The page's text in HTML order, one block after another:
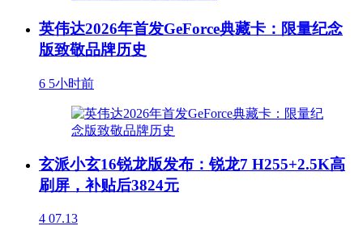
英伟达2026年首发GeForce典藏卡：限量纪念
版致敬品牌历史
6 5小时前
玄派小玄16锐龙版发布：锐龙7 H255+2.5K高
刷屏，补贴后3824元
4 07.13